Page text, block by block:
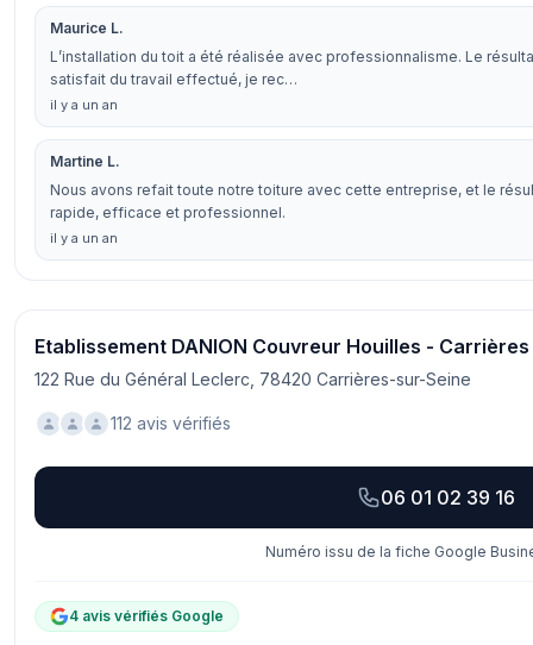
Maurice L.
L’installation du toit a été réalisée avec professionnalisme. Le
satisfait du travail effectué, je rec…
il y a un an
Martine L.
Nous avons refait toute notre toiture avec cette entreprise, et le
rapide, efficace et professionnel.
il y a un an
Etablissement DANION Couvreur Houilles -
122 Rue du Général Leclerc, 78420 Carrières-sur-Seine
112 avis vérifiés
06 01 02 39 16
Numéro issu de la fiche Google
4 avis vérifiés Google